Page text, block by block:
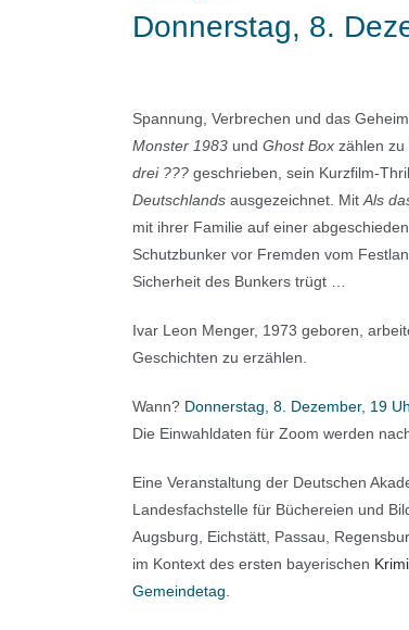
Donnerstag, 8.
Spannung, Verbrechen und das
Monster 1983 und Ghost Box zählen zu
drei ??? geschrieben, sein Kurzfilm-
Deutschlands ausgezeichnet. MitAls
mit ihrer Familie auf einer
Schutzbunker vor Fremden vom
Sicherheit des Bunkers trügt …
Ivar Leon Menger, 1973 geboren,
Geschichten zu erzählen.
Wann? Donnerstag, 8. Dezember, 19
Die Einwahldaten für Zoom werden
Eine Veranstaltung der Deutschen
Landesfachstelle für Büchereien und
Augsburg, Eichstätt, Passau,
im Kontext des ersten bayerischen
Gemeindetag.